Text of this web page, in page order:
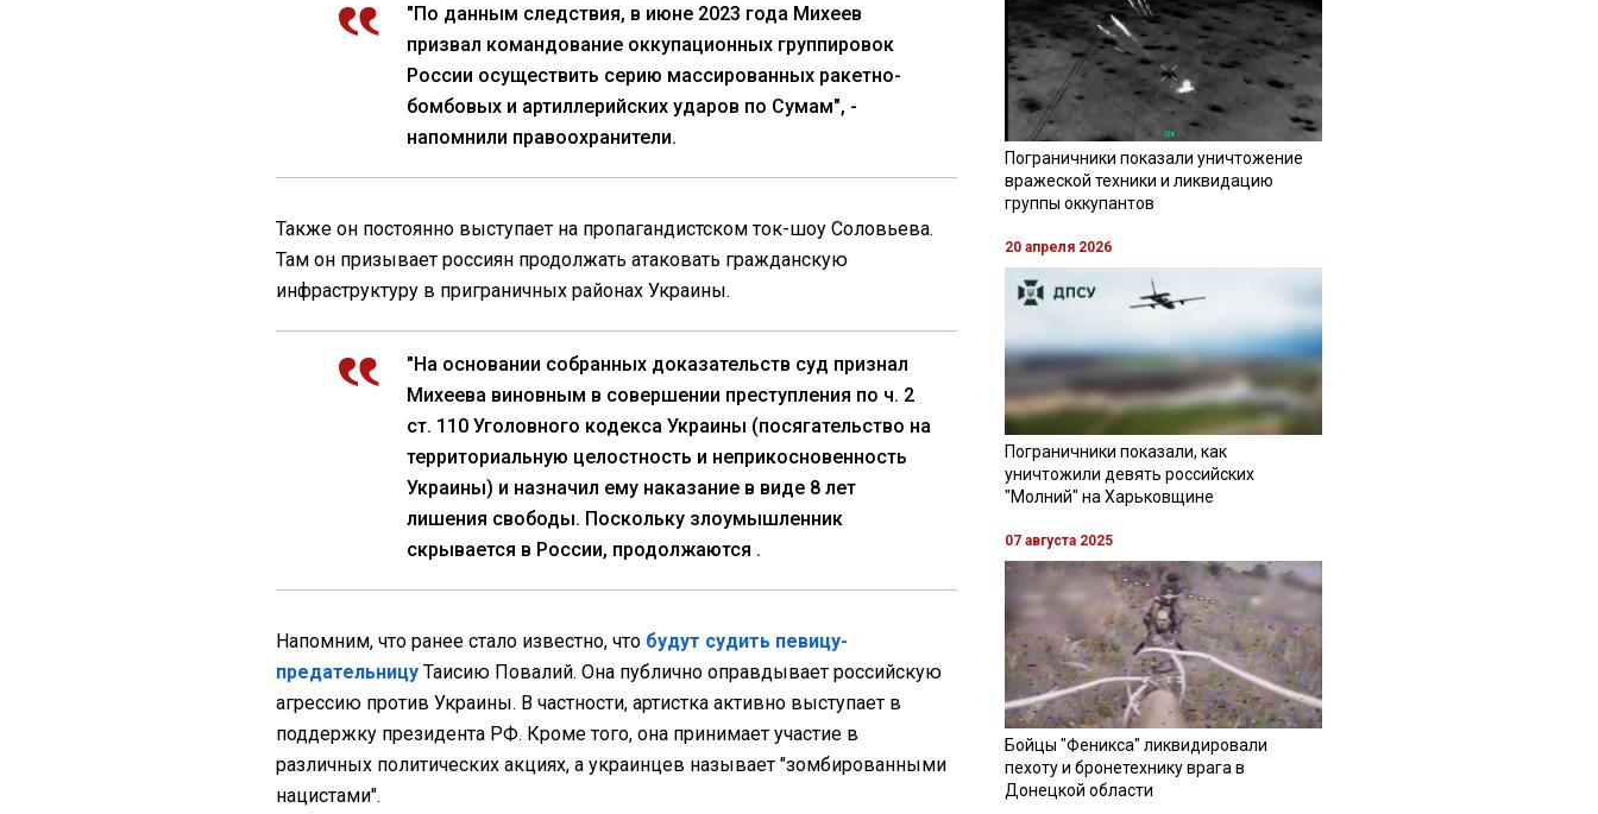
"По данным следствия, в июне 2023 года Михеев
призвал командование оккупационных группировок
России осуществить серию массированных ракетно-
бомбовых и артиллерийских ударов по Сумам", -
напомнили правоохранители.
Также он постоянно выступает на пропагандистском ток-шоу Соловьева.
Там он призывает россиян продолжать атаковать гражданскую
инфраструктуру в приграничных районах Украины.
"На основании собранных доказательств суд признал
Михеева виновным в совершении преступления по ч. 2
ст. 110 Уголовного кодекса Украины (посягательство на
территориальную целостность и неприкосновенность
Украины) и назначил ему наказание в виде 8 лет
лишения свободы. Поскольку злоумышленник
скрывается в России, продолжаются .
Напомним, что ранее стало известно, что будут судить певицу-
предательницу Таисию Повалий. Она публично оправдывает российскую
агрессию против Украины. В частности, артистка активно выступает в
поддержку президента РФ. Кроме того, она принимает участие в
различных политических акциях, а украинцев называет "зомбированными
нацистами".
Пограничники показали уничтожение
вражеской техники и ликвидацию
группы оккупантов
20 апреля 2026
Пограничники показали, как
уничтожили девять российских
"Молний" на Харьковщине
07 августа 2025
Бойцы "Феникса" ликвидировали
пехоту и бронетехнику врага в
Донецкой области